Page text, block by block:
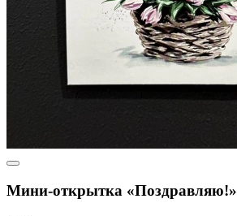
Мини-открытка «Поздравляю!»